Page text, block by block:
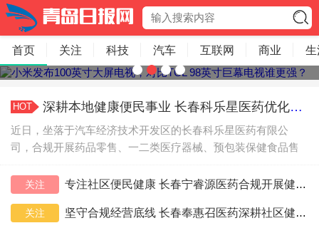
首页 关注 科技 汽车 互联网 商业 生
小米发布100英寸大屏电视，对比TCL 98英寸巨幕电视谁更强？
HOT 深耕本地健康便民事业 长春科乐星医药优化社区健康服务
近日，坐落于汽车经济技术开发区的长春科乐星医药有限公
司，合规开展药品零售、一二类医疗器械、预包装保健食品售
站点，服
关注 专注社区便民健康 长春宁睿源医药合规开展健康配套服务
关注 坚守合规经营底线 长春奉惠召医药深耕社区健康便民服务